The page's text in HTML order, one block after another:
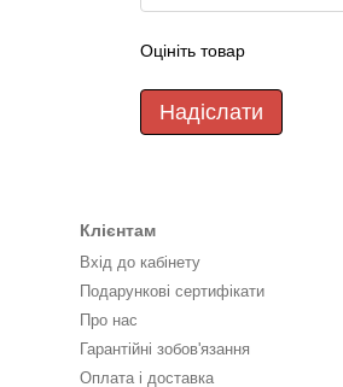
Оцініть товар
Надіслати
Клієнтам
Вхід до кабінету
Подарункові сертифікати
Про нас
Гарантійні зобов'язання
Оплата і доставка